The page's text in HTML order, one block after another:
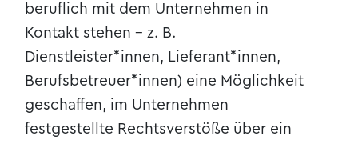
Kontakt & Anfahrt
beruflich mit dem Unternehmen in
Kontakt stehen - z. B.
Dienstleister*innen, Lieferant*innen,
Berufsbetreuer*innen) eine Möglichkeit
geschaffen, im Unternehmen
festgestellte Rechtsverstöße über ein